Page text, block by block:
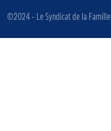
©2024 - Le Syndicat de la Famille